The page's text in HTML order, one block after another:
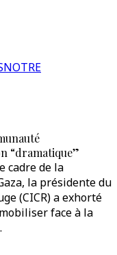
NOTRE
“dramatique”
cadre de la
la présidente du
(CICR) a exhorté
face à la